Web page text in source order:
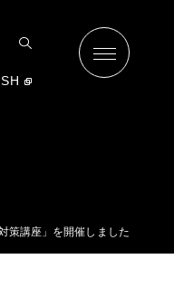
策講座」を開催しました